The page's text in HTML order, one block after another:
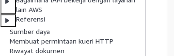
lain AWS
Referensi
Sumber daya
Membuat permintaan kueri HTTP
Riwayat dokumen